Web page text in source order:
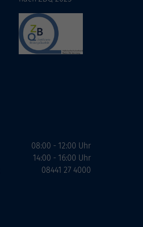
08:00 - 12:00 Uhr
14:00 - 16:00 Uhr
08441 27 4000